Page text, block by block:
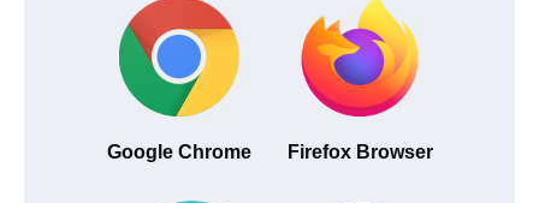
Google Chrome Firefox Browser